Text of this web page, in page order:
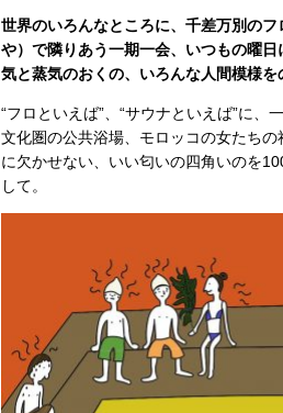
世界のいろんなところに、千差万別の
や）で隣りあう一期一会、いつもの曜
気と蒸気のおくの、いろんな人間模様を
“フロといえば”、“サウナといえば”に
文化圏の公共浴場、モロッコの女たち
に欠かせない、いい匂いの四角いのを
して。